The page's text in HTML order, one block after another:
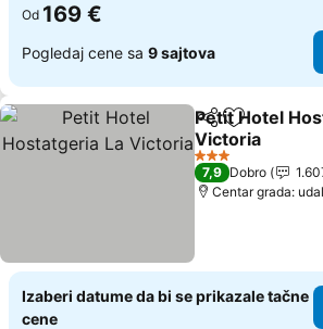
Od 169 €
Pogledaj cene sa 9 sajtova
Deli Dodati u
Petit Hotel
Victoria
3 Zvezdice
7,9 Dobro
Centar grada:
Izaberi datume da bi se prikazale tačne
cene